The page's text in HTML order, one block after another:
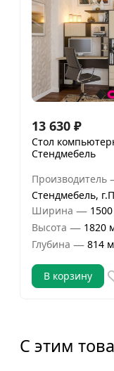
13 630 ₽
Стол
Стендмебель
Производитель
Стендмебель,
Ширина —
Высота — 1820
Глубина — 814
В корзину
С этим